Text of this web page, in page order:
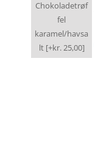
Chokoladetrøf
fel
karamel/havsa
lt [+kr. 25,00]